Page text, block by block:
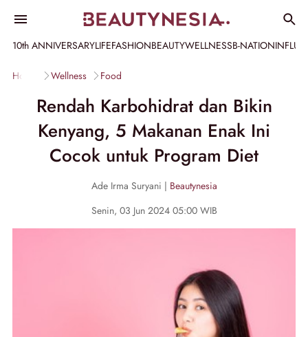
10th ANNIVERSARYLIFEFASHIONBEAUTYWELLNESSB-NATION
Home Wellness Food
Rendah Karbohidrat dan Bikin
Kenyang, 5 Makanan Enak Ini
Cocok untuk Program Diet
Ade Irma Suryani | Beautynesia
Senin, 03 Jun 2024 05:00 WIB